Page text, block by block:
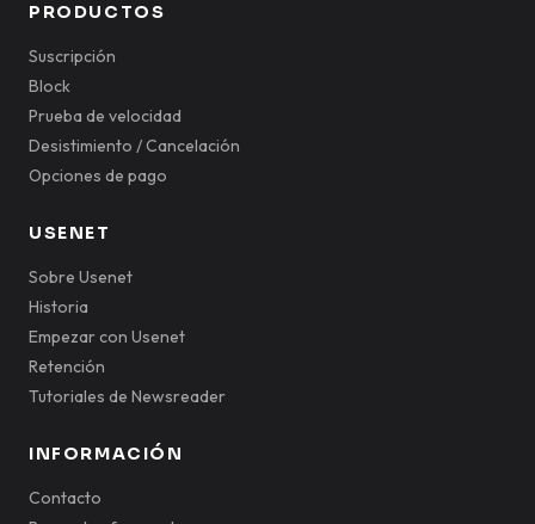
PRODUCTOS
Suscripción
Block
Prueba de velocidad
Desistimiento / Cancelación
Opciones de pago
USENET
Sobre Usenet
Historia
Empezar con Usenet
Retención
Tutoriales de Newsreader
INFORMACIÓN
Contacto